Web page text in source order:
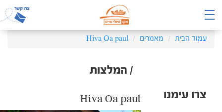
עמוד הבית מאמרים Hiva Oa paul
/ המלצות
צרו עימנו
Hiva Oa paul